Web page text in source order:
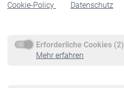
Cookie-Policy
Datenschutz
Erforderliche Cookies (2)
Mehr erfahren
Rente beantragen
Service
Informationen